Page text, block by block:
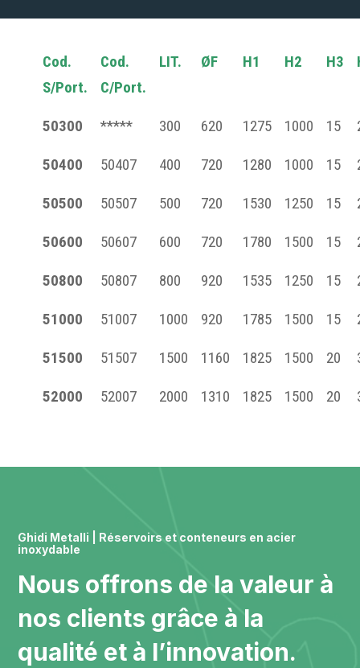
Cod.
S/Port.
Cod.
C/Port.
LIT. ØF H1 H2 H3
50300 ***** 300 620 1275 1000 15
50400 50407 400 720 1280 1000 15
50500 50507 500 720 1530 1250 15
50600 50607 600 720 1780 1500 15
50800 50807 800 920 1535 1250 15
51000 51007 1000 920 1785 1500 15
51500 51507 1500 1160 1825 1500 20
52000 52007 2000 1310 1825 1500 20
Ghidi Metalli | Réservoirs et conteneurs en acier
inoxydable
Nous offrons de la valeur à
nos clients grâce à la
qualité et à l’innovation.